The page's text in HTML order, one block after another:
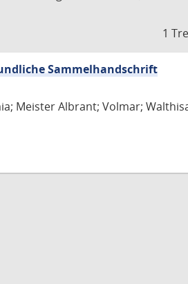
1
Sammelhandschrift
Meister Albrant; Volmar;